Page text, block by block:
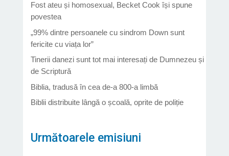
Fost ateu și homosexual, Becket Cook își spune
povestea
„99% dintre persoanele cu sindrom Down sunt
fericite cu viața lor”
Tinerii danezi sunt tot mai interesați de Dumnezeu și
de Scriptură
Biblia, tradusă în cea de-a 800-a limbă
Biblii distribuite lângă o școală, oprite de poliție
Următoarele emisiuni